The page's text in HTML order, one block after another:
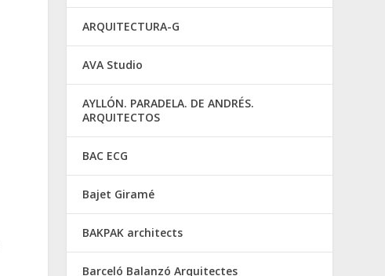
ARQUITECTURA-G
AVA Studio
AYLLÓN. PARADELA. DE ANDRÉS.
ARQUITECTOS
BAC ECG
Bajet Giramé
BAKPAK architects
Barceló Balanzó Arquitectes